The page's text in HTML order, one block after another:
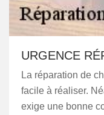
URGENCE
La réparation de
facile à réaliser.
exige une bonne